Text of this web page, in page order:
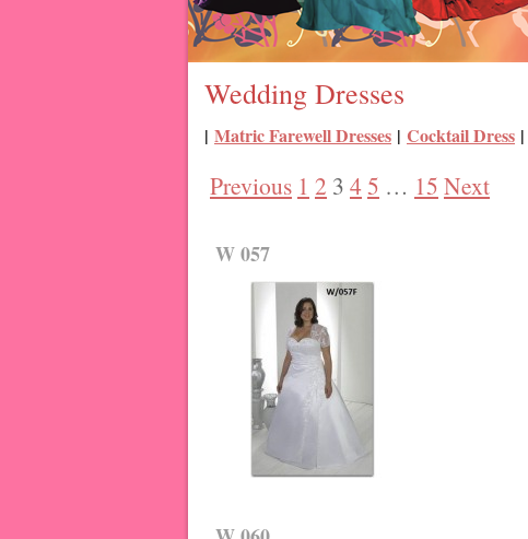
Wedding Dresses
| Matric Farewell Dresses | Cocktail Dress |
Previous 1 2 3 45 … 15 Next
W 057